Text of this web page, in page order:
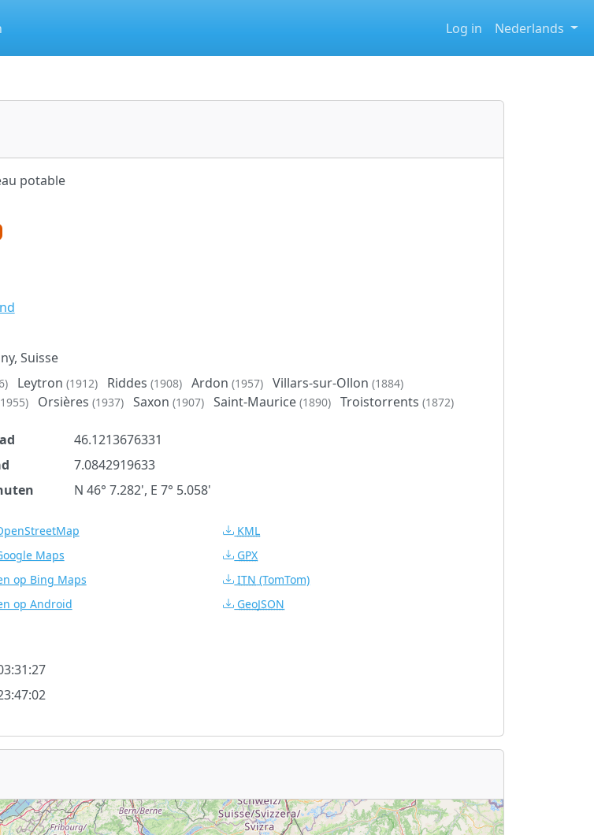
Log in Nederlands
potable
Suisse
Leytron (1912) Riddes (1908) Ardon (1957) Villars-sur-Ollon (1884)
Orsières (1937) Saxon (1907) Saint-Maurice (1890) Troistorrents (1872)
46.1213676331
7.0842919633
N 46° 7.282', E 7° 5.058'
Maps
op Bing Maps
op Android
KML
GPX
ITN (TomTom)
GeoJSON